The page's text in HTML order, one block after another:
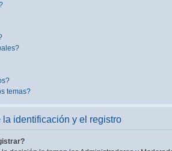
temas?
la identificación y el registro